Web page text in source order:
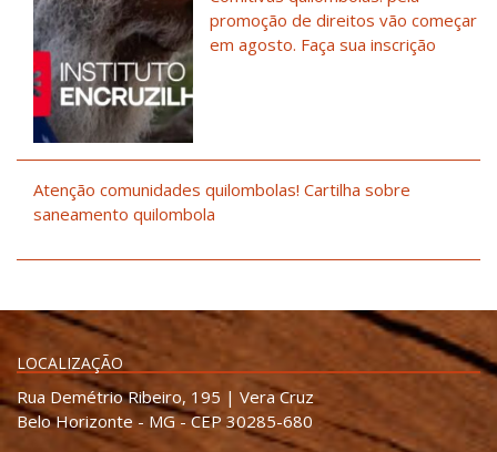
promoção de direitos vão começar
em agosto. Faça sua inscrição
Atenção comunidades quilombolas! Cartilha sobre
saneamento quilombola
LOCALIZAÇÃO
Rua Demétrio Ribeiro, 195 | Vera Cruz
Belo Horizonte - MG - CEP 30285-680